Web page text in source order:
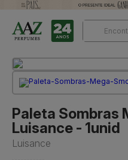
Paleta Sombras
Luisance - 1unid
Luisance